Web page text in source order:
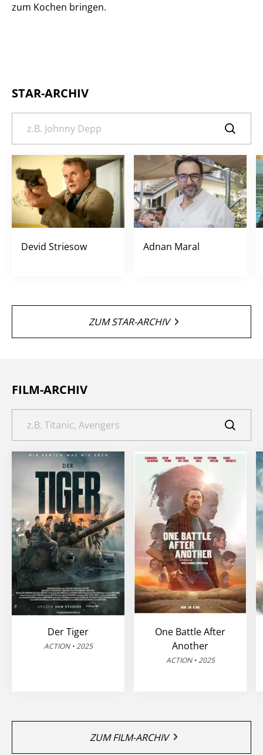
zum Kochen bringen.
STAR-ARCHIV
Devid Striesow Adnan Maral
ZUM STAR-ARCHIV
FILM-ARCHIV
Der Tiger
ACTION • 2025
One Battle After
Another
ACTION • 2025
ZUM FILM-ARCHIV